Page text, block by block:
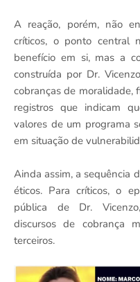
A reação, porém, não
críticos, o ponto central
benefício em si, mas a
construída por Dr.
cobranças de moralidade,
registros que indicam
valores de um programa
em situação de
Ainda assim, a sequência
éticos. Para críticos, o
pública de Dr.
discursos de cobrança
terceiros.